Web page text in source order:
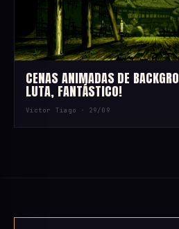
CENAS ANIMADAS DE
LUTA, FANTÁSTICO!
Victor Tiago · 29/09